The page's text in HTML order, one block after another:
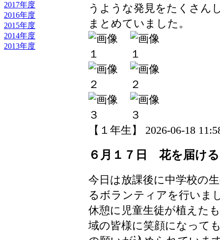
2017年度
2016年度
2015年度
2014年度
2013年度
うような発見をたくさん
まとめていました。
【１年生】 2026-06-18
６月１７日 花を届け
今日は放課後に中学校の
るボランティアを行いま
休憩に児童生徒が植えた
域の皆様に笑顔になって